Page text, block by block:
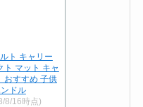
ト キャリー
ト マット キャ
おすすめ 子供
ドル
8/16時点)